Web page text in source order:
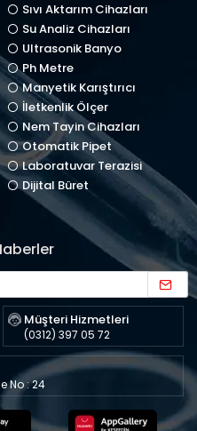
Sıvı Aktarım Cihazları
Su Analiz Cihazları
Ultrasonik Banyo
Ph Metre
Manyetik Karıştırıcı
İletkenlik Ölçer
Nem Tayin Cihazları
Otomatik Pipet
Laboratuvar Terazisi
Dijital Büret
Müşteri Hizmetleri
(0312) 397 05 72
No : 24